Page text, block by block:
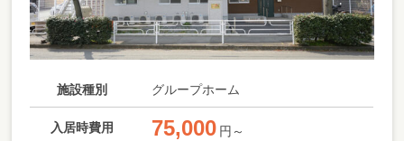
施設種別 グループホーム
入居時費用 75,000 円～